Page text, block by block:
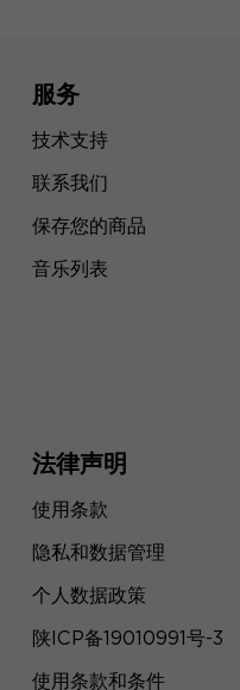
服务
技术支持
联系我们
保存您的商品
音乐列表
法律声明
使用条款
隐私和数据管理
个人数据政策
陕ICP备19010991号-3
使用条款和条件